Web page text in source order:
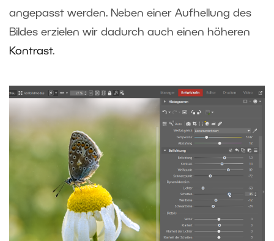
angepasst werden. Neben einer Aufhellung des
Bildes erzielen wir dadurch auch einen höheren
Kontrast.